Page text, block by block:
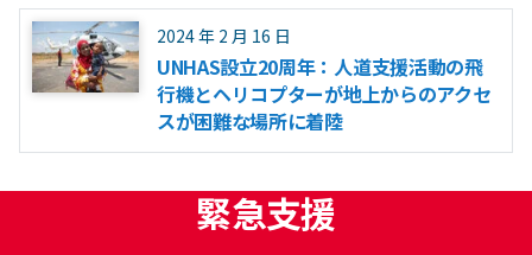
2024 年 2 月 16 日
UNHAS設立20周年：人道支援活動の飛
行機とヘリコプターが地上からのアクセ
スが困難な場所に着陸
緊急支援